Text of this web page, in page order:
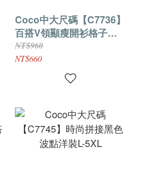
Coco中大尺碼【C7736】
百搭V領顯瘦開衫格子上
衣L-5XL
NT$960
NT$660